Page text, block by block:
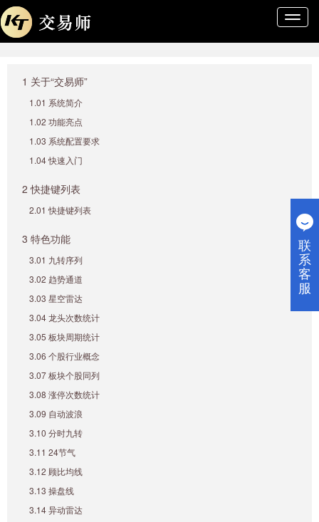
导
1 关于“交易师”
1.01 系统简介
1.02 功能亮点
1.03 系统配置要求
1.04 快速入门
2 快捷键列表
2.01 快捷键列表
3 特色功能
3.01 九转序列
3.02 趋势通道
3.03 星空雷达
3.04 龙头次数统计
3.05 板块周期统计
3.06 个股行业概念
3.07 板块个股同列
3.08 涨停次数统计
3.09 自动波浪
3.10 分时九转
3.11 24节气
3.12 顾比均线
3.13 操盘线
3.14 异动雷达
联
系
客
服